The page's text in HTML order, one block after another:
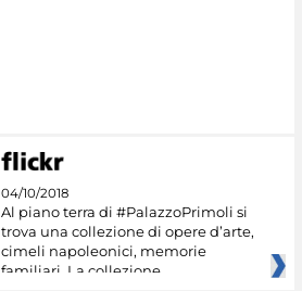
04/10/2018
Al piano terra di #PalazzoPrimoli si
trova una collezione di opere d’arte,
cimeli napoleonici, memorie
familiari. La collezione